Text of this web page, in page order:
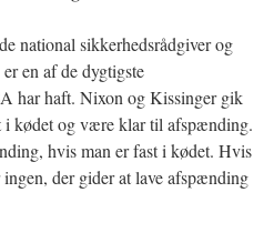
national sikkerhedsrådgiver og
en af de dygtigste
har haft. Nixon og Kissinger gik
i kødet og være klar til afspænding.
hvis man er fast i kødet. Hvis
der gider at lave afspænding